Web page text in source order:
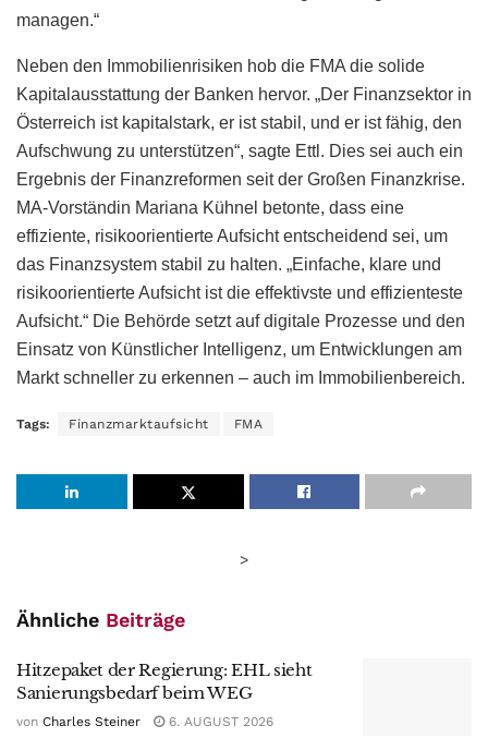
managen.“
Neben den Immobilienrisiken hob die FMA die solide
Kapitalausstattung der Banken hervor. „Der Finanzsektor in
Österreich ist kapitalstark, er ist stabil, und er ist fähig, den
Aufschwung zu unterstützen“, sagte Ettl. Dies sei auch ein
Ergebnis der Finanzreformen seit der Großen Finanzkrise.
MA-Vorständin Mariana Kühnel betonte, dass eine
effiziente, risikoorientierte Aufsicht entscheidend sei, um
das Finanzsystem stabil zu halten. „Einfache, klare und
risikoorientierte Aufsicht ist die effektivste und effizienteste
Aufsicht.“ Die Behörde setzt auf digitale Prozesse und den
Einsatz von Künstlicher Intelligenz, um Entwicklungen am
Markt schneller zu erkennen – auch im Immobilienbereich.
Tags: Finanzmarktaufsicht FMA
>
Ähnliche Beiträge
Hitzepaket der Regierung: EHL sieht
Sanierungsbedarf beim WEG
von Charles Steiner 6. AUGUST 2026